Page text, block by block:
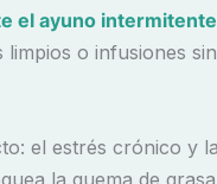
el ayuno
o infusiones sin
el estrés crónico y